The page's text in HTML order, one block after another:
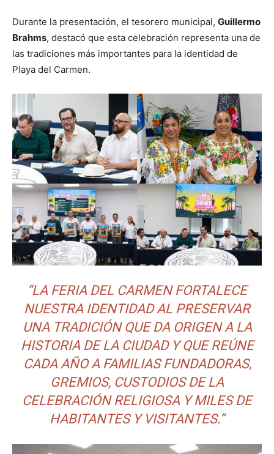
Durante la presentación, el tesorero municipal, Guillermo
Brahms, destacó que esta celebración representa una de
las tradiciones más importantes para la identidad de
Playa del Carmen.
“LA FERIA DEL CARMEN FORTALECE
NUESTRA IDENTIDAD AL PRESERVAR
UNA TRADICIÓN QUE DA ORIGEN A LA
HISTORIA DE LA CIUDAD Y QUE REÚNE
CADA AÑO A FAMILIAS FUNDADORAS,
GREMIOS, CUSTODIOS DE LA
CELEBRACIÓN RELIGIOSA Y MILES DE
HABITANTES Y VISITANTES.”